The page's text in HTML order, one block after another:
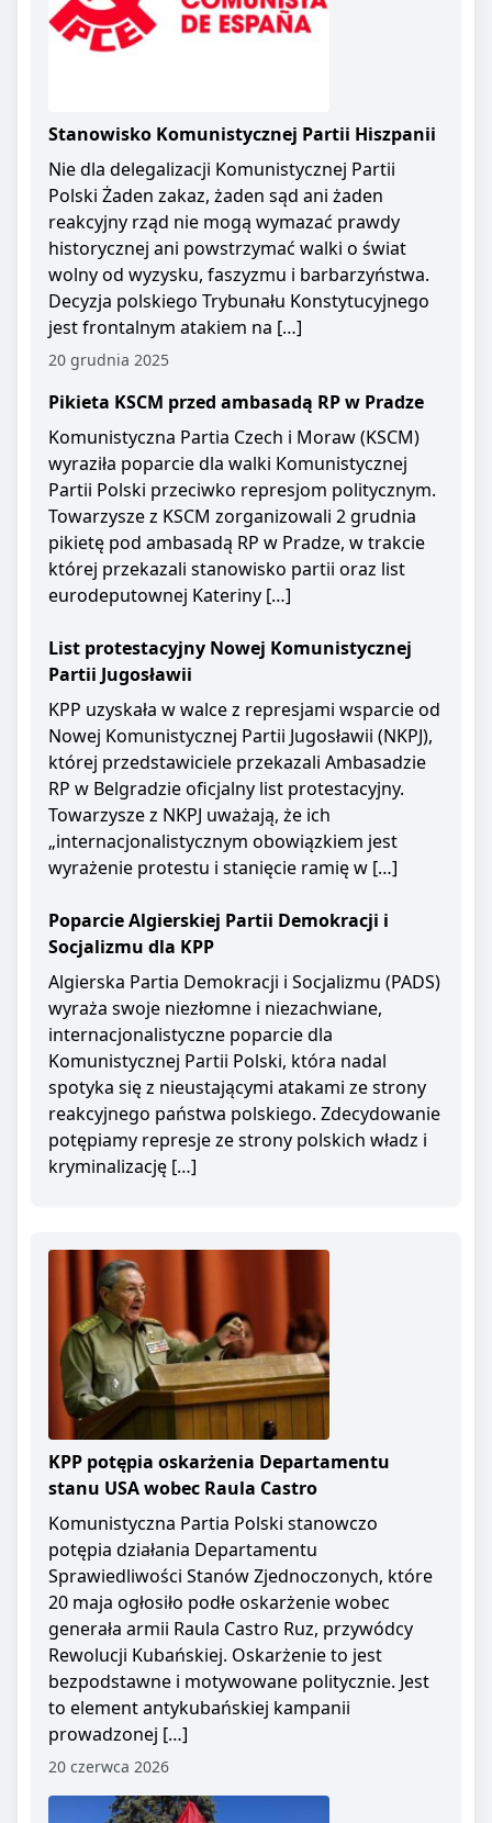
Stanowisko Komunistycznej Partii Hiszpanii
Nie dla delegalizacji Komunistycznej Partii
Polski Żaden zakaz, żaden sąd ani żaden
reakcyjny rząd nie mogą wymazać prawdy
historycznej ani powstrzymać walki o świat
wolny od wyzysku, faszyzmu i barbarzyństwa.
Decyzja polskiego Trybunału Konstytucyjnego
jest frontalnym atakiem na […]
20 grudnia 2025
Pikieta KSCM przed ambasadą RP w Pradze
Komunistyczna Partia Czech i Moraw (KSCM)
wyraziła poparcie dla walki Komunistycznej
Partii Polski przeciwko represjom politycznym.
Towarzysze z KSCM zorganizowali 2 grudnia
pikietę pod ambasadą RP w Pradze, w trakcie
której przekazali stanowisko partii oraz list
eurodeputownej Kateriny […]
List protestacyjny Nowej Komunistycznej
Partii Jugosławii
KPP uzyskała w walce z represjami wsparcie od
Nowej Komunistycznej Partii Jugosławii (NKPJ),
której przedstawiciele przekazali Ambasadzie
RP w Belgradzie oficjalny list protestacyjny.
Towarzysze z NKPJ uważają, że ich
„internacjonalistycznym obowiązkiem jest
wyrażenie protestu i stanięcie ramię w […]
Poparcie Algierskiej Partii Demokracji i
Socjalizmu dla KPP
Algierska Partia Demokracji i Socjalizmu (PADS)
wyraża swoje niezłomne i niezachwiane,
internacjonalistyczne poparcie dla
Komunistycznej Partii Polski, która nadal
spotyka się z nieustającymi atakami ze strony
reakcyjnego państwa polskiego. Zdecydowanie
potępiamy represje ze strony polskich władz i
kryminalizację […]
KPP potępia oskarżenia Departamentu
stanu USA wobec Raula Castro
Komunistyczna Partia Polski stanowczo
potępia działania Departamentu
Sprawiedliwości Stanów Zjednoczonych, które
20 maja ogłosiło podłe oskarżenie wobec
generała armii Raula Castro Ruz, przywódcy
Rewolucji Kubańskiej. Oskarżenie to jest
bezpodstawne i motywowane politycznie. Jest
to element antykubańskiej kampanii
prowadzonej […]
20 czerwca 2026